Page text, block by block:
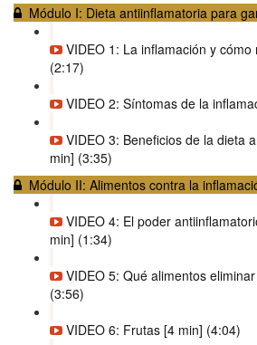
Módulo I: Dieta antiinflamatoria para
VIDEO 1: La inflamación y
(2:17)
VIDEO 2: Síntomas de la
VIDEO 3: Beneficios de la dieta
min] (3:35)
Módulo II: Alimentos contra la
VIDEO 4: El poder
min] (1:34)
VIDEO 5: Qué alimentos
(3:56)
VIDEO 6: Frutas [4 min] (4:04)